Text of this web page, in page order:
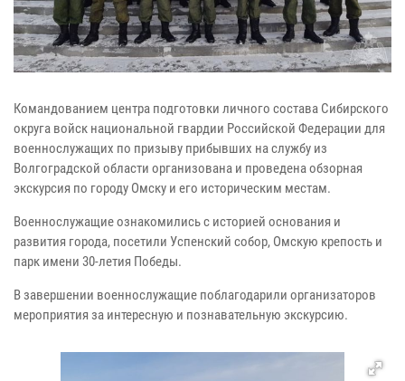
Командованием центра подготовки личного состава Сибирского
округа войск национальной гвардии Российской Федерации для
военнослужащих по призыву прибывших на службу из
Волгоградской области организована и проведена обзорная
экскурсия по городу Омску и его историческим местам.
Военнослужащие ознакомились с историей основания и
развития города, посетили Успенский собор, Омскую крепость и
парк имени 30-летия Победы.
В завершении военнослужащие поблагодарили организаторов
мероприятия за интересную и познавательную экскурсию.